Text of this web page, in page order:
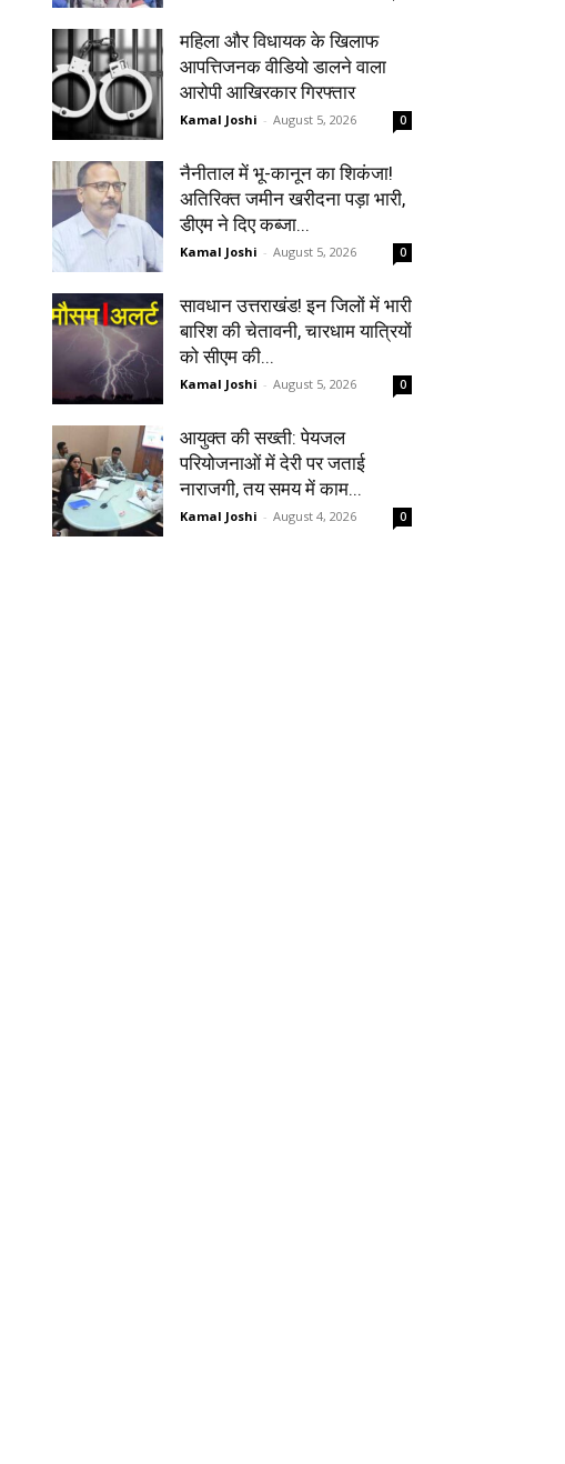
महिला और विधायक के खिलाफ
आपत्तिजनक वीडियो डालने वाला
आरोपी आखिरकार गिरफ्तार
Kamal Joshi - August 5, 2026 0
नैनीताल में भू-कानून का शिकंजा!
अतिरिक्त जमीन खरीदना पड़ा भारी,
डीएम ने दिए कब्जा...
Kamal Joshi - August 5, 2026 0
सावधान उत्तराखंड! इन जिलों में भारी
बारिश की चेतावनी, चारधाम यात्रियों
को सीएम की...
Kamal Joshi - August 5, 2026 0
आयुक्त की सख्ती: पेयजल
परियोजनाओं में देरी पर जताई
नाराजगी, तय समय में काम...
Kamal Joshi - August 4, 2026 0